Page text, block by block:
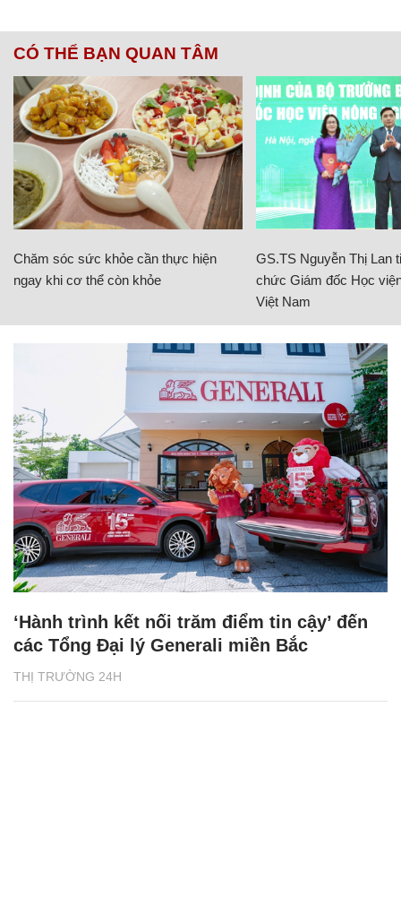
CÓ THỂ BẠN QUAN TÂM
Chăm sóc sức khỏe cần thực hiện
ngay khi cơ thể còn khỏe
GS.TS Nguyễn Thị Lan
chức Giám đốc Học
Việt Nam
THỊ TRƯỜNG 24H
‘Hành trình kết nối trăm điểm tin cậy’ đến
các Tổng Đại lý Generali miền Bắc